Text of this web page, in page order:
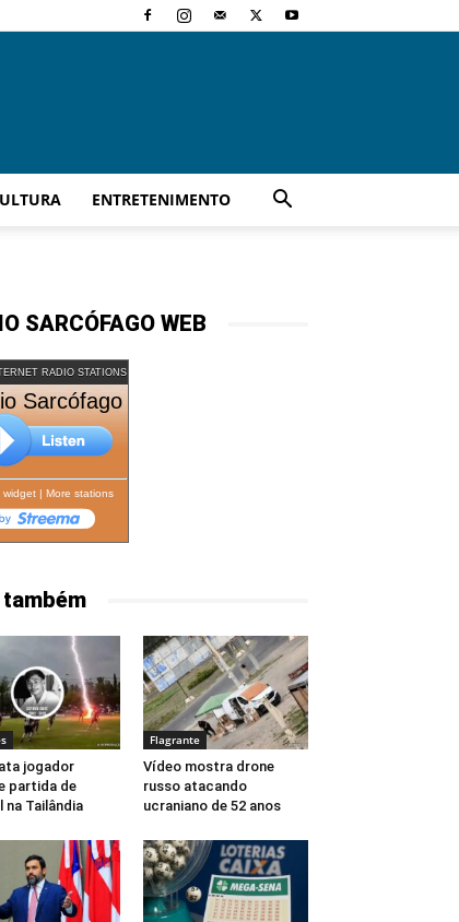
ENTRETENIMENTO
SARCÓFAGO WEB
RADIO STATIONS
Sarcófago
widget| More stations
jogador
partida de
Tailândia
Flagrante
Vídeo mostra drone
russo atacando
ucraniano de 52 anos